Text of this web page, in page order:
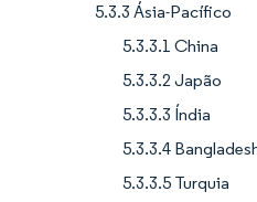
5.3.3 Ásia-Pacífico
5.3.3.1 China
5.3.3.2 Japão
5.3.3.3 Índia
5.3.3.4
5.3.3.5 Turquia